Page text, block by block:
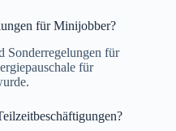
für Minijobber?
Sonderregelungen für
für